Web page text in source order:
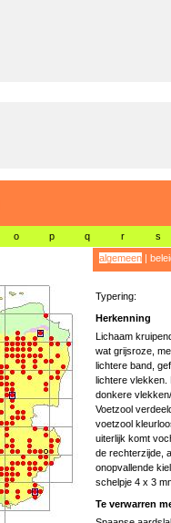
o p q r s
algemeen|
Typering:
Herkenning
Lichaam
wat grijsroze,
lichtere band,
lichtere vlekken.
donkere
Voetzool
voetzool
uiterlijk komt
de rechterzijde,
onopvallende
schelpje 4 x 3
Te verwarren